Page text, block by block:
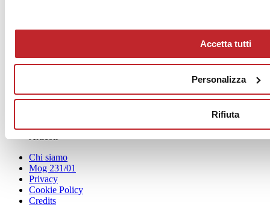
Accetta tutti
Personalizza
Rifiuta
News
Articoli
Chi siamo
Mog 231/01
Privacy
Cookie Policy
Credits